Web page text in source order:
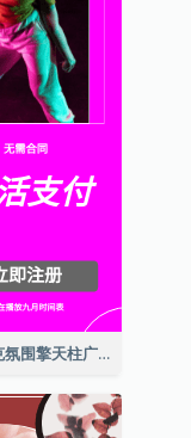
爵士放克氛围擎天柱广告